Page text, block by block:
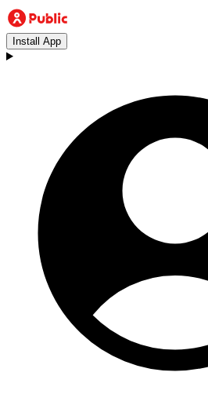
Install App